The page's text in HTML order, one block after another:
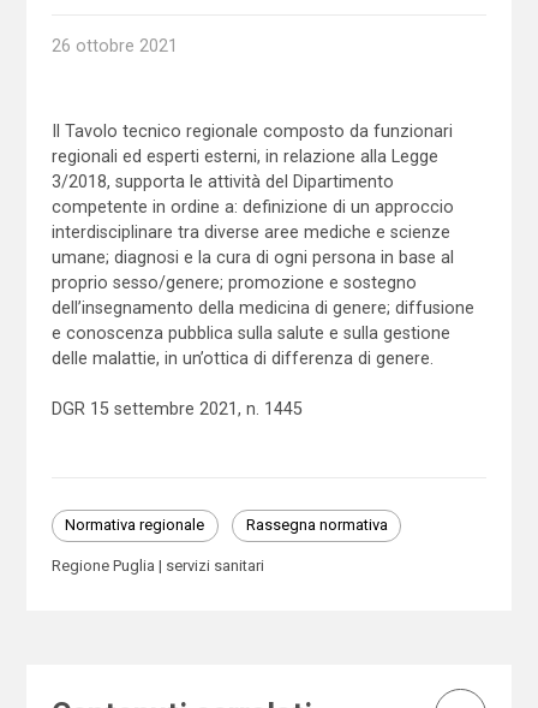
26 ottobre 2021
Il Tavolo tecnico regionale composto da funzionari
regionali ed esperti esterni, in relazione alla Legge
3/2018, supporta le attività del Dipartimento
competente in ordine a: definizione di un approccio
interdisciplinare tra diverse aree mediche e scienze
umane; diagnosi e la cura di ogni persona in base al
proprio sesso/genere; promozione e sostegno
dell’insegnamento della medicina di genere; diffusione
e conoscenza pubblica sulla salute e sulla gestione
delle malattie, in un’ottica di differenza di genere.
DGR 15 settembre 2021, n. 1445
Normativa regionale Rassegna normativa
Regione Puglia servizi sanitari